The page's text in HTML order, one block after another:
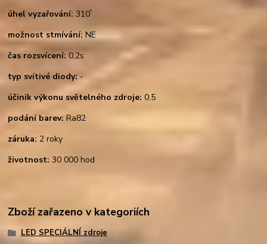
úhel vyzařování: 310°
možnost stmívání: NE
čas rozsvícení: 0,2s
typ svítivé diody:-
účiník výkonu světelného zdroje: 0,5
podání barev:Ra82
záruka: 2 roky
životnost: 30 000 hod
Zboží zařazeno v kategoriích
LED SPECIÁLNÍ zdroje